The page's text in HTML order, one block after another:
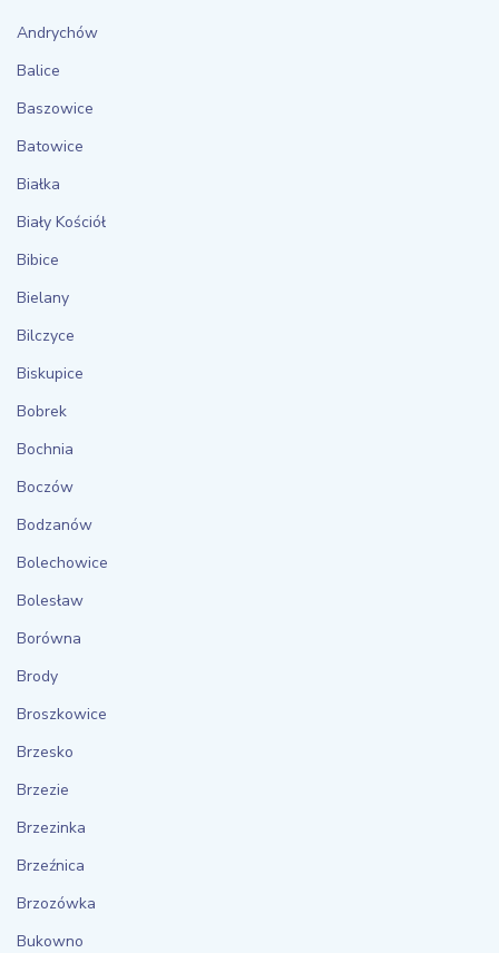
Andrychów
Balice
Baszowice
Batowice
Białka
Biały Kościół
Bibice
Bielany
Bilczyce
Biskupice
Bobrek
Bochnia
Boczów
Bodzanów
Bolechowice
Bolesław
Borówna
Brody
Broszkowice
Brzesko
Brzezie
Brzezinka
Brzeźnica
Brzozówka
Bukowno